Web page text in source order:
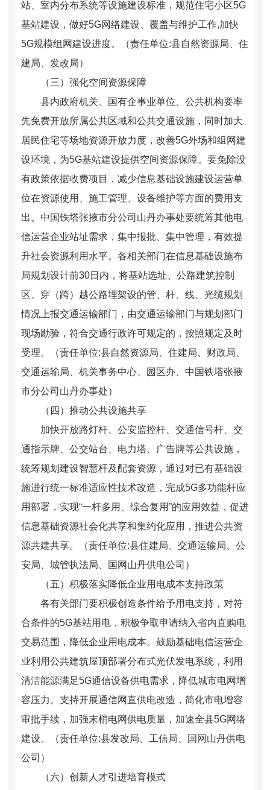
站、室内分布系统等设施建设标准，规范住宅小区5G
基站建设，做好5G网络建设、覆盖与维护工作,加快
5G规模组网建设进度。（责任单位:县自然资源局、住
建局、发改局）
（三）强化空间资源保障
县内政府机关、国有企事业单位、公共机构要率
先免费开放所属公共区域和公共交通设施，同时加大
居民住宅等场地资源开放力度，改善5G外场和组网建
设环境，为5G基站建设提供空间资源保障。要免除没
有政策依据收费项目，减少信息基础设施建设运营单
位在资源使用、施工管理、设备维护等方面的费用支
出。中国铁塔张掖市分公司山丹办事处要统筹其他电
信运营企业站址需求，集中报批、集中管理，有效提
升社会资源利用水平。各相关部门在信息基础设施布
局规划设计前30日内，将基站选址、公路建筑控制
区、穿（跨）越公路埋架设的管、杆、线、光缆规划
情况上报交通运输部门，由交通运输部门与规划部门
现场勘验，符合交通行政许可规定的，按照规定及时
受理。（责任单位:县自然资源局、住建局、财政局、
交通运输局、机关事务中心、园区办、 中国铁塔张掖
市分公司山丹办事处）
（四）推动公共设施共享
加快开放路灯杆、公安监控杆、交通信号杆、交
通指示牌、公交站台、电力塔、广告牌等公共设施，
统筹规划建设智慧杆及配套资源，通过对已有基础设
施进行统一标准适应性技术改造，完成5G多功能杆应
用部署，实现“一杆多用、综合复用”的应用效益，促进
信息基础资源社会化共享和集约化应用，推进公共资
源共建共享。（责任单位:县住建局、交通运输局、公
安局、城管执法局、国网山丹供电公司）
（五）积极落实降低企业用电成本支持政策
各有关部门要积极创造条件给予用电支持，对符
合条件的5G基站用电，积极争取申请纳入省内直购电
交易范围，降低企业用电成本。鼓励基础电信运营企
业利用公共建筑屋顶部署分布式光伏发电系统，利用
清洁能源满足5G通信设备供电需求，降低城市电网增
容压力。支持开展通信网直供电改造，简化市电增容
审批手续，加强末梢电网供电质量，加速全县5G网络
建设。（责任单位:县发改局、工信局、国网山丹供电
公司）
（六）创新人才引进培育模式